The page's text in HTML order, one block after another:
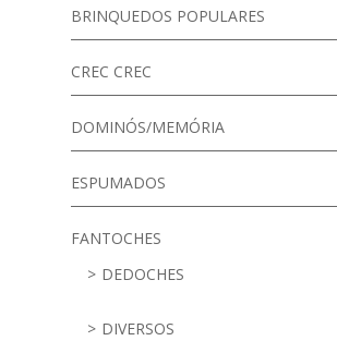
BRINQUEDOS POPULARES
CREC CREC
DOMINÓS/MEMÓRIA
ESPUMADOS
FANTOCHES
DEDOCHES
DIVERSOS